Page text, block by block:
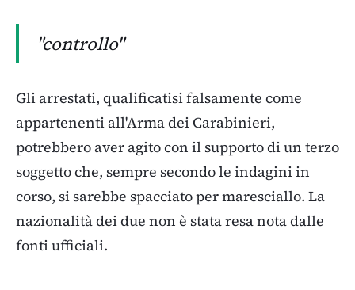
"controllo"
Gli arrestati, qualificatisi falsamente come
appartenenti all'Arma dei Carabinieri,
potrebbero aver agito con il supporto di un terzo
soggetto che, sempre secondo le indagini in
corso, si sarebbe spacciato per maresciallo. La
nazionalità dei due non è stata resa nota dalle
fonti ufficiali.